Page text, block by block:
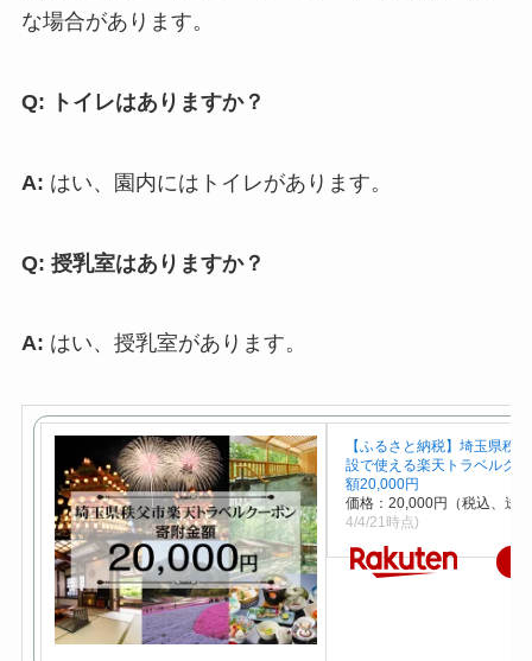
な場合があります。
Q: トイレはありますか？
A: はい、園内にはトイレがあります。
Q: 授乳室はありますか？
A: はい、授乳室があります。
【ふるさと納税】埼玉県秩
設で使える楽天トラベルク
額20,000円
価格：20,000円（税込、送
4/4/21時点)